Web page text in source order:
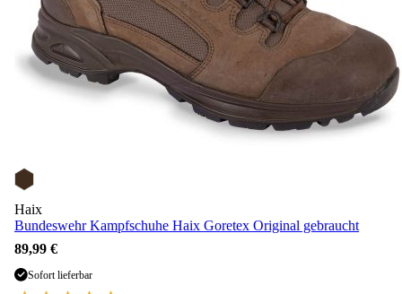
Haix
Bundeswehr Kampfschuhe Haix Goretex Original gebraucht
89,99 €
Sofort lieferbar